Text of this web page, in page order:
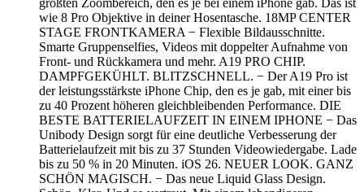
wie 8 Pro Objektive in deiner Hosentasche. 18MP CENTER
STAGE FRONTKAMERA − Flexible Bildausschnitte.
Smarte Gruppenselfies, Videos mit doppelter Aufnahme von
Front- und Rückkamera und mehr. A19 PRO CHIP.
DAMPFGEKÜHLT. BLITZSCHNELL. − Der A19 Pro ist
der leistungsstärkste iPhone Chip, den es je gab, mit einer bis
zu 40 Prozent höheren gleichbleibenden Performance. DIE
BESTE BATTERIELAUFZEIT IN EINEM IPHONE − Das
Unibody Design sorgt für eine deutliche Verbesserung der
Batterielaufzeit mit bis zu 37 Stunden Videowiedergabe. Lade
bis zu 50 % in 20 Minuten. iOS 26. NEUER LOOK. GANZ
SCHÖN MAGISCH. − Das neue Liquid Glass Design.